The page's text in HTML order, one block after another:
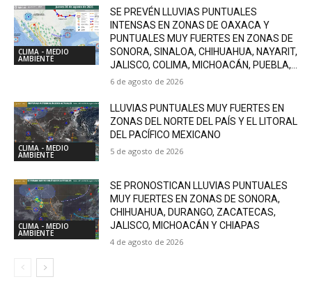
CLIMA - MEDIO
AMBIENTE
SE PREVÉN LLUVIAS PUNTUALES
INTENSAS EN ZONAS DE OAXACA Y
PUNTUALES MUY FUERTES EN ZONAS DE
SONORA, SINALOA, CHIHUAHUA, NAYARIT,
JALISCO, COLIMA, MICHOACÁN, PUEBLA,...
6 de agosto de 2026
CLIMA - MEDIO
AMBIENTE
LLUVIAS PUNTUALES MUY FUERTES EN
ZONAS DEL NORTE DEL PAÍS Y EL LITORAL
DEL PACÍFICO MEXICANO
5 de agosto de 2026
CLIMA - MEDIO
AMBIENTE
SE PRONOSTICAN LLUVIAS PUNTUALES
MUY FUERTES EN ZONAS DE SONORA,
CHIHUAHUA, DURANGO, ZACATECAS,
JALISCO, MICHOACÁN Y CHIAPAS
4 de agosto de 2026